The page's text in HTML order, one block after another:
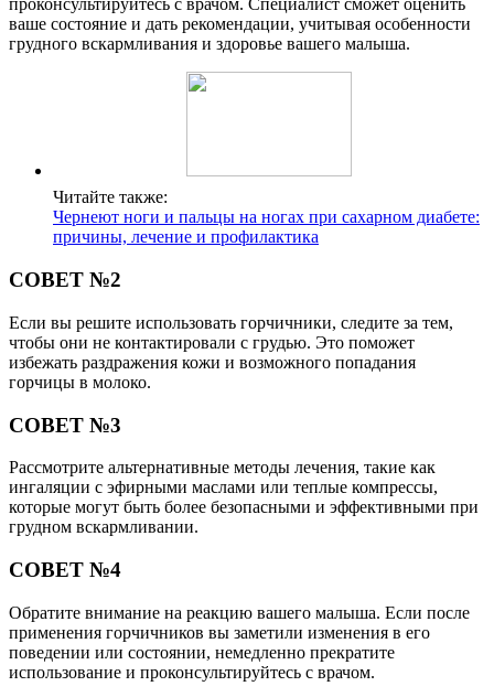
проконсультируйтесь с врачом. Специалист сможет оценить
ваше состояние и дать рекомендации, учитывая особенности
грудного вскармливания и здоровье вашего малыша.
Читайте также:
Чернеют ноги и пальцы на ногах при сахарном диабете:
причины, лечение и профилактика
СОВЕТ №2
Если вы решите использовать горчичники, следите за тем,
чтобы они не контактировали с грудью. Это поможет
избежать раздражения кожи и возможного попадания
горчицы в молоко.
СОВЕТ №3
Рассмотрите альтернативные методы лечения, такие как
ингаляции с эфирными маслами или теплые компрессы,
которые могут быть более безопасными и эффективными при
грудном вскармливании.
СОВЕТ №4
Обратите внимание на реакцию вашего малыша. Если после
применения горчичников вы заметили изменения в его
поведении или состоянии, немедленно прекратите
использование и проконсультируйтесь с врачом.